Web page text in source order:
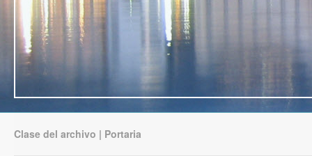
Clase del archivo | Portaria